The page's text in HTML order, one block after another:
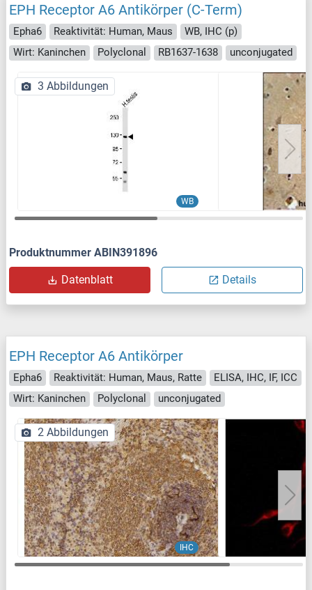
EPH Receptor A6 Antikörper (C-Term)
Epha6 Reaktivität: Human, Maus
WB, IHC (p)
Wirt: Kaninchen
Polyclonal RB1637-1638 unconjugated
WB
3 Abbildungen
Produktnummer ABIN391896
Datenblatt Details
EPH Receptor A6 Antikörper
Epha6 Reaktivität: Human, Maus, Ratte
ELISA, IHC, IF, ICC
Wirt: Kaninchen
Polyclonal unconjugated
IHC
2 Abbildungen